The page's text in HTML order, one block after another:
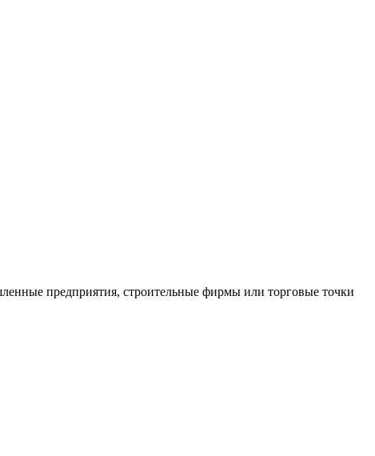
предприятия, строительные фирмы или торговые точки